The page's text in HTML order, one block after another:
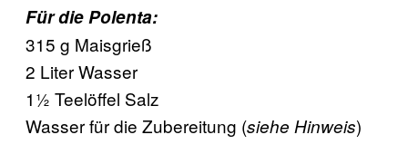
Für die Polenta:
315 g Maisgrieß
2 Liter Wasser
1½ Teelöffel Salz
Wasser für die Zubereitung (siehe Hinweis)